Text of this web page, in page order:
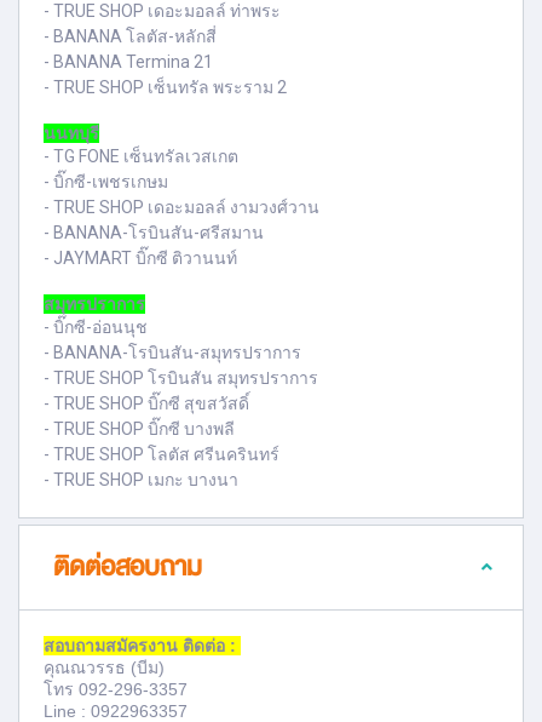
- TRUE SHOP เดอะมอลล์ ท่าพระ
- BANANA โลตัส-หลักสี่
- BANANA Termina 21
- TRUE SHOP เซ็นทรัล พระราม 2
นนทบุรี
- TG FONE เซ็นทรัลเวสเกต
- บิ๊กซี-เพชรเกษม
- TRUE SHOP เดอะมอลล์ งามวงศ์วาน
- BANANA-โรบินสัน-ศรีสมาน
- JAYMART บิ๊กซี ติวานนท์
สมุทรปราการ
- บิ๊กซี-อ่อนนุช
- BANANA-โรบินสัน-สมุทรปราการ
- TRUE SHOP โรบินสัน สมุทรปราการ
- TRUE SHOP บิ๊กซี สุขสวัสดิ์
- TRUE SHOP บิ๊กซี บางพลี
- TRUE SHOP โลตัส ศรีนครินทร์
- TRUE SHOP เมกะ บางนา
ติดต่อสอบถาม
สอบถามสมัครงาน ติดต่อ :
คุณณวรรธ (บีม)
โทร 092-296-3357
Line : 0922963357